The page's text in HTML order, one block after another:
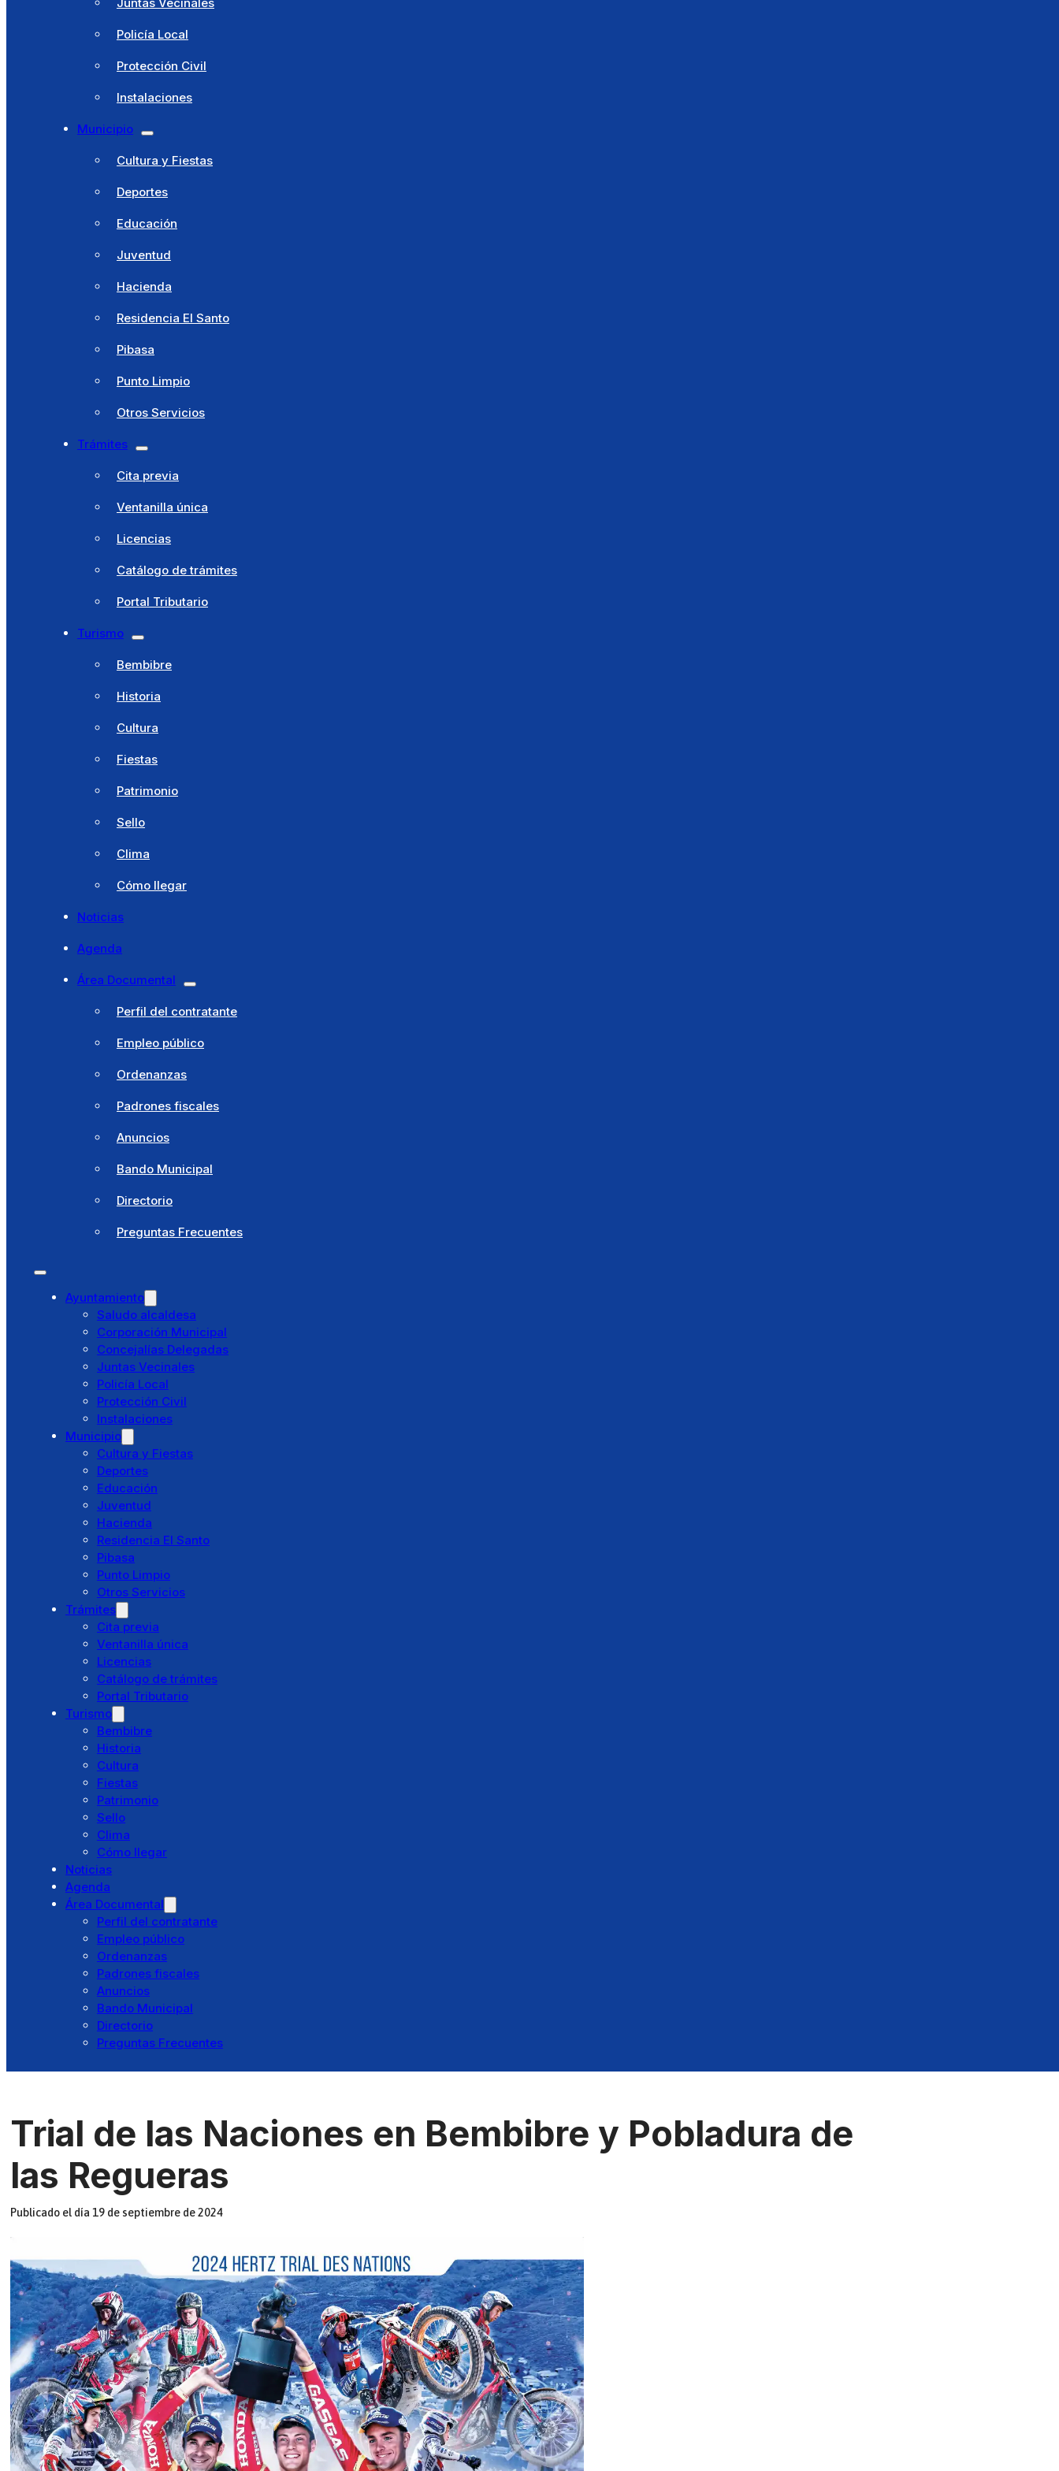
Ordenanzas
Padrones fiscales
Anuncios
Bando Municipal
Directorio
Preguntas Frecuentes
Ayuntamiento
Saludo alcaldesa
Corporación Municipal
Concejalías Delegadas
Juntas Vecinales
Policía Local
Protección Civil
Instalaciones
Municipio
Cultura y Fiestas
Deportes
Educación
Juventud
Hacienda
Residencia El Santo
Pibasa
Punto Limpio
Otros Servicios
Trámites
Cita previa
Ventanilla única
Licencias
Catálogo de trámites
Portal Tributario
Turismo
Bembibre
Historia
Cultura
Fiestas
Patrimonio
Clima
Agenda
Área Documental
Empleo público
Ordenanzas
Padrones fiscales
Directorio
Preguntas Frecuentes
Policía Local
Protección Civil
Instalaciones
Municipio
Cultura y Fiestas
Deportes
Educación
Juventud
Hacienda
Residencia El Santo
Pibasa
Punto Limpio
Otros Servicios
Trámites
Cita previa
Ventanilla única
Licencias
Catálogo de trámites
Portal Tributario
Turismo
Bembibre
Historia
Cultura
Fiestas
Patrimonio
Sello
Clima
Cómo llegar
Noticias
Agenda
Área Documental
Perfil del contratante
Empleo público
Ordenanzas
Padrones fiscales
Anuncios
Bando Municipal
Directorio
Preguntas Frecuentes
Ayuntamiento
Saludo alcaldesa
Corporación Municipal
Concejalías Delegadas
Juntas Vecinales
Policía Local
Protección Civil
Instalaciones
Municipio
Cultura y Fiestas
Deportes
Educación
Juventud
Hacienda
Residencia El Santo
Pibasa
Punto Limpio
Otros Servicios
Trámites
Cita previa
Ventanilla única
Licencias
Catálogo de trámites
Portal Tributario
Turismo
Bembibre
Historia
Cultura
Fiestas
Patrimonio
Sello
Clima
Cómo llegar
Noticias
Agenda
Área Documental
Perfil del contratante
Empleo público
Ordenanzas
Padrones fiscales
Anuncios
Bando Municipal
Directorio
Preguntas Frecuentes
Trial de las Naciones en Bembibre y Pobladura de
las Regueras
Publicado el día 19 de septiembre de 2024